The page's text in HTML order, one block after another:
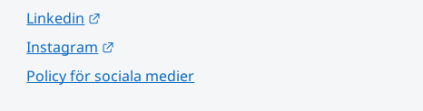
Linkedin
Instagram
Policy för sociala medier